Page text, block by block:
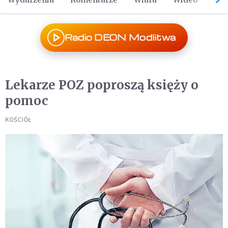
Radio DEON Modlitwa
Lekarze POZ poproszą księży o
pomoc
KOŚCIÓŁ